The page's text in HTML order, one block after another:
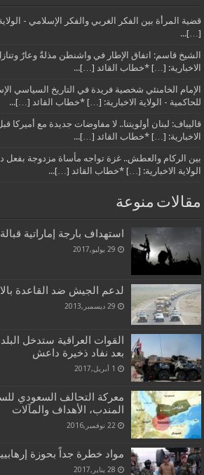
قضية المرأة بين الفكر الغربي والفكر الإسلامي -
[…]...
الشيخ قاسم: اتفاق الإطار في واشنطن مذلةٌ وعارٌ
الاخبارية: […] *خطاب القائد […]...
الإمام الخامنئي شخصية فريدة في التاريخ السياسي
للحاكمية - الولاية الاخبارية: […] *خطاب القائد […]...
قاليباف: لبنان أولويتنا.. لا مفاوضات جديدة مع أميركا
الاخبارية: […] *خطاب القائد […]...
بين الركام والعطش.. غزة تواجه مأساة مزدوجة بفعل
الولاية الاخبارية: […] *خطاب القائد […]...
مقالات منوعة
استهداف بارجة إماراتية
29 يوليو,2017
لدعم الجيش ضد القاعدة
29 ديسمبر,2013
القوات العراقية ستدخل
بعد نفاد ذخيرة داعش
1 أبريل,2017
معركة التحالف السعودي
المندب، الأهداف والمآلات
22 نوفمبر,2016
مواد خطرة جداً بحوزة
28 يناير,2017